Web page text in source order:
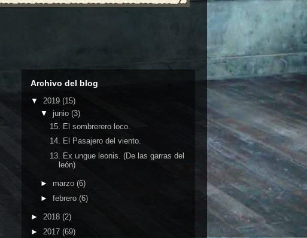
Archivo del blog
▼ 2019 (15)
▼ junio (3)
15. El sombrerero loco.
14. El Pasajero del viento.
13. Ex ungue leonis. (De las garras del
león)
► marzo (6)
► febrero (6)
► 2018 (2)
► 2017 (69)